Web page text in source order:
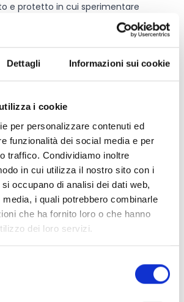
Dettagli Informazioni sui cookie
i cookie
per personalizzare contenuti ed
funzionalità dei social media e per
traffico. Condividiamo inoltre
in cui utilizza il nostro sito con i
occupano di analisi dei dati web,
i quali potrebbero combinarle
che ha fornito loro o che hanno
dei loro servizi.
e protetto in cui sperimentare
in situazione, sviluppare
e trasversali e acquisire
organizzativi e produttivi.
Europa?